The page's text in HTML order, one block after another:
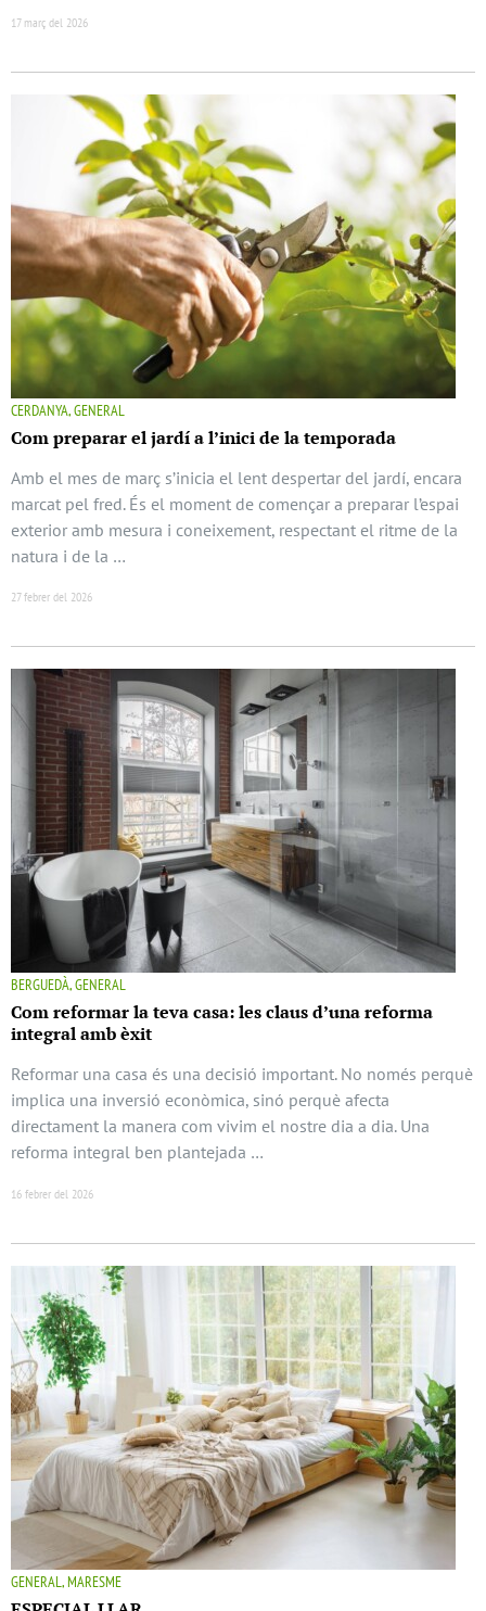
17 març del 2026
CERDANYA, GENERAL
Com preparar el jardí a l’inici de la temporada
Amb el mes de març s’inicia el lent despertar del jardí, encara
marcat pel fred. És el moment de començar a preparar l’espai
exterior amb mesura i coneixement, respectant el ritme de la
natura i de la …
27 febrer del 2026
BERGUEDÀ, GENERAL
Com reformar la teva casa: les claus d’una reforma
integral amb èxit
Reformar una casa és una decisió important. No només perquè
implica una inversió econòmica, sinó perquè afecta
directament la manera com vivim el nostre dia a dia. Una
reforma integral ben plantejada …
16 febrer del 2026
GENERAL, MARESME